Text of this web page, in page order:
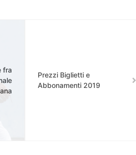
fra
Prezzi Biglietti e
Abbonamenti 2019